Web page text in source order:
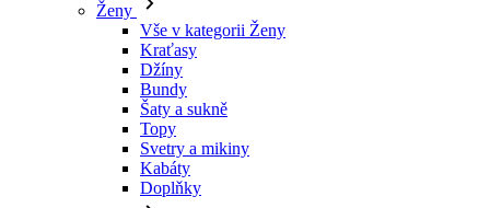
Ženy
Vše v kategorii Ženy
Kraťasy
Džíny
Bundy
Šaty a sukně
Topy
Svetry a mikiny
Kabáty
Doplňky